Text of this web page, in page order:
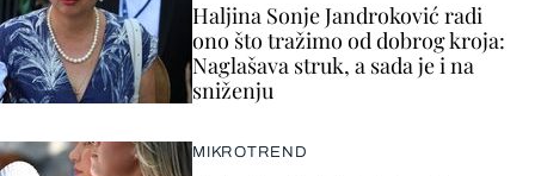
Haljina Sonje Jandroković radi
ono što tražimo od dobrog kroja:
Naglašava struk, a sada je i na
sniženju
MIKROTREND